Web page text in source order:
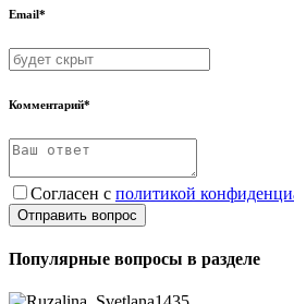
Email*
Комментарий*
Согласен с политикой
Отправить вопрос
Популярные вопросы в разделе